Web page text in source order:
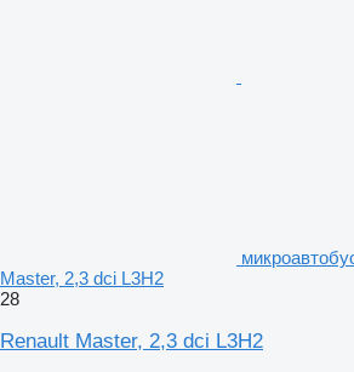
Master, 2,3 dci L3H2
28
Renault Master, 2,3 dci L3H2